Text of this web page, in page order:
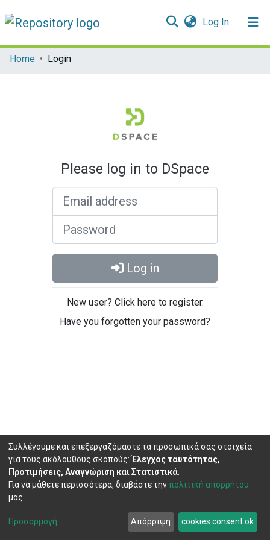
Log In(current)
Communities & Collections
Home Login
Please log in to DSpace
Log in
New user? Click here to register.
Have you forgotten your password?
Cookie
End User
Agreement
Send
Feedback
Συλλέγουμε και επεξεργαζόμαστε τα προσωπικά σας στοιχεία
για τους ακόλουθους σκοπούς:Έλεγχος ταυτότητας,
Προτιμήσεις, Αναγνώριση και Στατιστικά
Για να μάθετε περισσότερα, διαβάστε τηνπολιτική απορρήτου
μας.
Προσαρμογή Απόρριψη cookies.consent.ok